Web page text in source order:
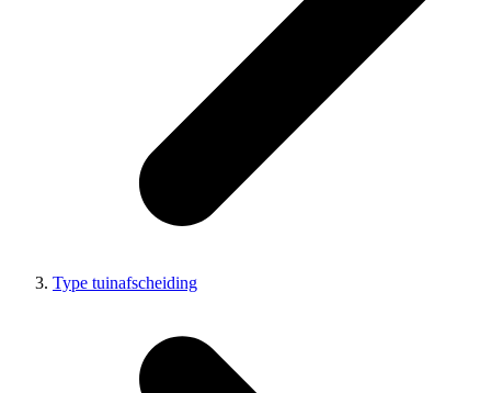
Type tuinafscheiding